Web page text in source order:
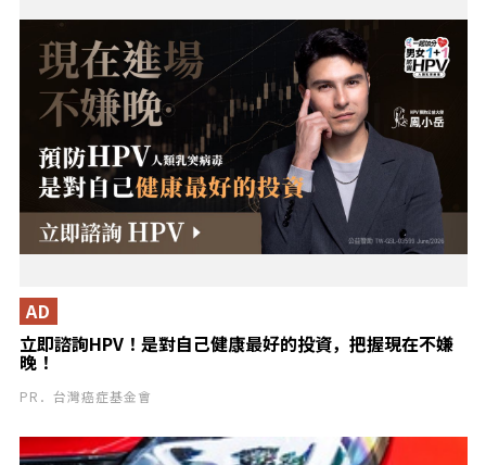
立即諮詢HPV！是對自己健康最好的投資，把握現在不嫌
晚！
AD
PR．台灣癌症基金會